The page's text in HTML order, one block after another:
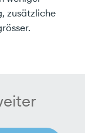
zusätzliche